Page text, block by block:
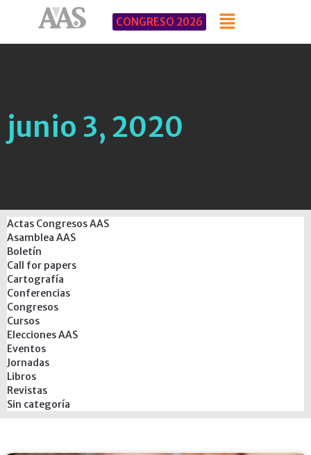
CONGRESO 2026
junio 3, 2020
Actas Congresos AAS
Asamblea AAS
Boletín
Call for papers
Cartografía
Conferencias
Congresos
Cursos
Elecciones AAS
Eventos
Jornadas
Libros
Revistas
Sin categoría